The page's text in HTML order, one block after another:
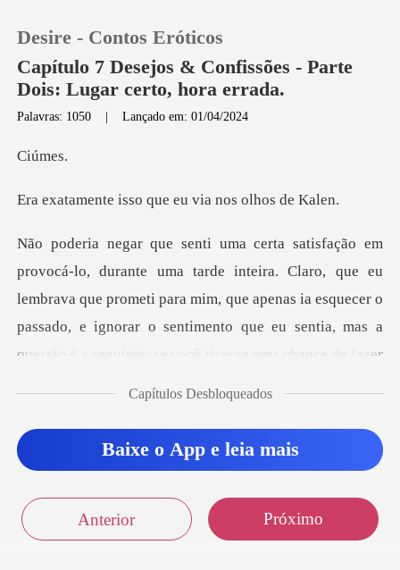
Histórico
Desire - Contos Eróticos
Capítulo 7 Desejos & Confissões - Parte
Dois: Lugar certo, hora errada.
Palavras: 1050 |Lançado em: 01/04/2024
úm
so que eu via nos
, que eu
lembrava que prometi para mim, que apenas ia esquecer o
passado, e ignorar o sentimento
Capítulos Desbloqueados
Baixe o App e leia mais
Anterior Próximo